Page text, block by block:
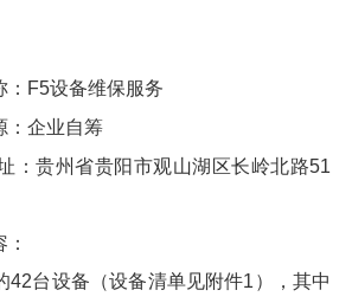
：F5设备维保服务
：企业自筹
：贵州省贵阳市观山湖区长岭北路51
42台设备（设备清单见附件1），其中